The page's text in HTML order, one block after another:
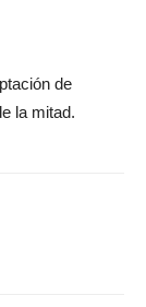
de
la mitad.